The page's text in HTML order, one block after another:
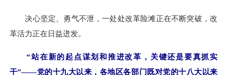
决心坚定、勇气不泄，一处处改革险滩正在不断突破，改
革活力正在日益迸发。
“站在新的起点谋划和推进改革，关键还是要真抓实
干”——党的十九大以来，各地区各部门既对党的十八大以来